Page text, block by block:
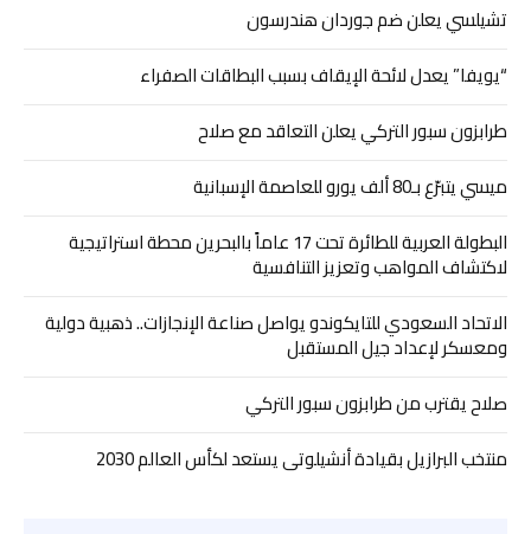
تشيلسي يعلن ضم جوردان هندرسون
“يويفا” يعدل لائحة الإيقاف بسبب البطاقات الصفراء
طرابزون سبور التركي يعلن التعاقد مع صلاح
ميسي يتبرّع بـ80 ألف يورو للعاصمة الإسبانية
البطولة العربية للطائرة تحت 17 عاماً بالبحرين محطة استراتيجية
لاكتشاف المواهب وتعزيز التنافسية
الاتحاد السعودي للتايكوندو يواصل صناعة الإنجازات.. ذهبية دولية
ومعسكر لإعداد جيل المستقبل
صلاح يقترب من طرابزون سبور التركي
منتخب البرازيل بقيادة أنشيلوتي يستعد لكأس العالم 2030